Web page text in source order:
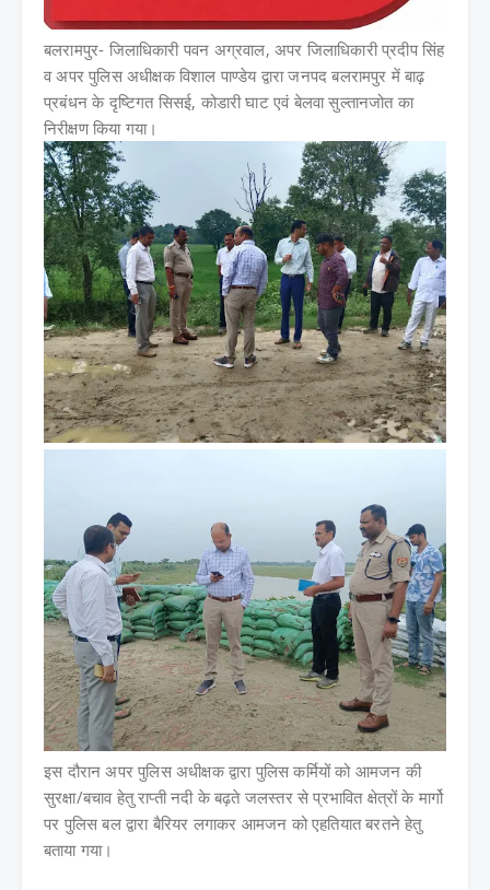
बलरामपुर- जिलाधिकारी पवन अग्रवाल, अपर जिलाधिकारी प्रदीप सिंह
व अपर पुलिस अधीक्षक विशाल पाण्डेय द्वारा जनपद बलरामपुर में बाढ़
प्रबंधन के दृष्टिगत सिसई, कोडारी घाट एवं बेलवा सुल्तानजोत का
निरीक्षण किया गया।
इस दौरान अपर पुलिस अधीक्षक द्वारा पुलिस कर्मियों को आमजन की
सुरक्षा/बचाव हेतु राप्ती नदी के बढ़ते जलस्तर से प्रभावित क्षेत्रों के मार्गो
पर पुलिस बल द्वारा बैरियर लगाकर आमजन को एहतियात बरतने हेतु
बताया गया।